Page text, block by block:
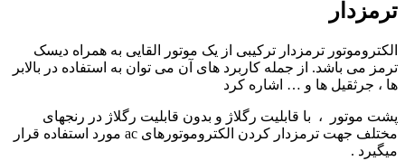
ترمزدار
الکتروموتور ترمزدار ترکیبی از یک موتور القایی به همراه دیسک
ترمز می باشد. از جمله کاربرد های آن می توان به استفاده در بالابر
ها ، جرثقیل ها و … اشاره کرد
پشت موتور ،‌ با قابلیت رگلاژ و بدون قابلیت رگلاژ در رنجهای
مختلف جهت ترمزدار کردن الکتروموتورهای ac مورد استفاده قرار
میگیرد .